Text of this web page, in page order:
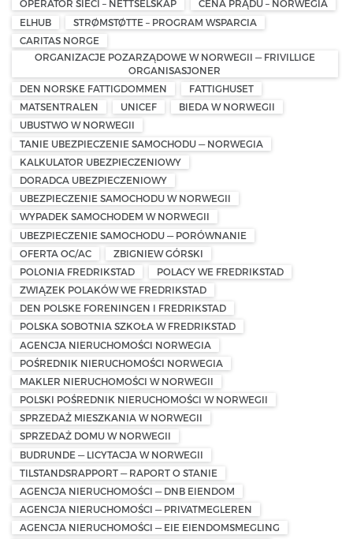
OPERATOR SIECI – NETTSELSKAP
CENA PRĄDU – NORWEGIA
ELHUB
STRØMSTØTTE – PROGRAM WSPARCIA
CARITAS NORGE
ORGANIZACJE POZARZĄDOWE W NORWEGII — FRIVILLIGE
ORGANISASJONER
DEN NORSKE FATTIGDOMMEN
FATTIGHUSET
MATSENTRALEN
UNICEF
BIEDA W NORWEGII
UBUSTWO W NORWEGII
TANIE UBEZPIECZENIE SAMOCHODU — NORWEGIA
KALKULATOR UBEZPIECZENIOWY
DORADCA UBEZPIECZENIOWY
UBEZPIECZENIE SAMOCHODU W NORWEGII
WYPADEK SAMOCHODEM W NORWEGII
UBEZPIECZENIE SAMOCHODU — PORÓWNANIE
OFERTA OC/AC
ZBIGNIEW GÓRSKI
POLONIA FREDRIKSTAD
POLACY WE FREDRIKSTAD
ZWIĄZEK POLAKÓW WE FREDRIKSTAD
DEN POLSKE FORENINGEN I FREDRIKSTAD
POLSKA SOBOTNIA SZKOŁA W FREDRIKSTAD
AGENCJA NIERUCHOMOŚCI NORWEGIA
POŚREDNIK NIERUCHOMOŚCI NORWEGIA
MAKLER NIERUCHOMOŚCI W NORWEGII
POLSKI POŚREDNIK NIERUCHOMOŚCI W NORWEGII
SPRZEDAŻ MIESZKANIA W NORWEGII
SPRZEDAŻ DOMU W NORWEGII
BUDRUNDE — LICYTACJA W NORWEGII
TILSTANDSRAPPORT — RAPORT O STANIE
AGENCJA NIERUCHOMOŚCI — DNB EIENDOM
AGENCJA NIERUCHOMOŚCI — PRIVATMEGLEREN
AGENCJA NIERUCHOMOŚCI — EIE EIENDOMSMEGLING